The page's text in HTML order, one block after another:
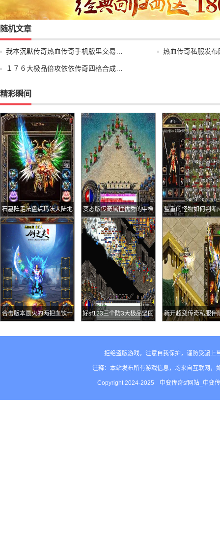
随机文章
我本沉默传奇热血传奇手机版里交易… 热血传奇私服发
１７６大极品倍攻依依传奇四格合成…
精彩瞬间
石墓阵走法盘点玛法大陆地
面快要被遗忘的四种小怪
变态版传奇属性优秀的中档
战士神兵斩马刀
盟重的怪物如何判断
么才能爆出极品装
合击版本最火的两把血饮一 好sf123三个防3大极品坚固 新开超变传奇私服伴
拒绝盗版游戏，注意自我保护，谨防受骗上
注释：本站发布所有游戏信息，均来自互联网
Copyright 2024-2025 中变传奇sf网站_中变